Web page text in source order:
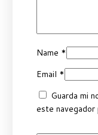
Name *
Email *
Guarda mi
este navegador